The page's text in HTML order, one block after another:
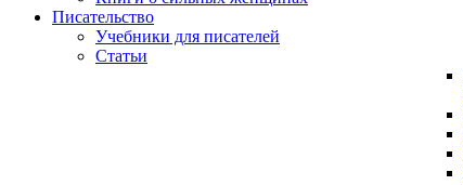
Писательство
Учебники для писателей
Статьи